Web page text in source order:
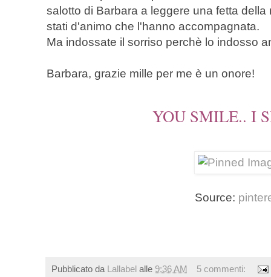
salotto di Barbara a leggere una fetta
stati d'animo che l'hanno accompagnata.
Ma indossate il sorriso perchè lo indosso
Barbara, grazie mille per me è un onore!
YOU SMILE.. I
Source:
Pubblicato da Lallabel alle 9:36 AM
5 commenti: